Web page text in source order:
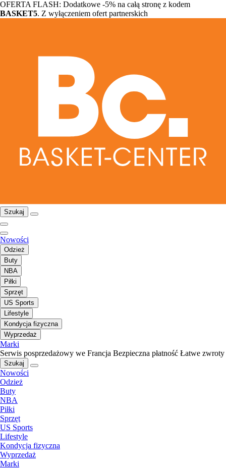
OFERTA FLASH: Dodatkowe -5% na całą stronę z kodem
BASKET5. Z wyłączeniem ofert partnerskich
Szukaj
Nowości
Odzież
Buty
NBA
Piłki
Sprzęt
US Sports
Lifestyle
Kondycja fizyczna
Wyprzedaż
Marki
Serwis posprzedażowy we Francja Bezpieczna płatność Łatwe zwroty
Szukaj
Nowości
Odzież
Buty
NBA
Piłki
Sprzęt
US Sports
Lifestyle
Kondycja fizyczna
Wyprzedaż
Marki